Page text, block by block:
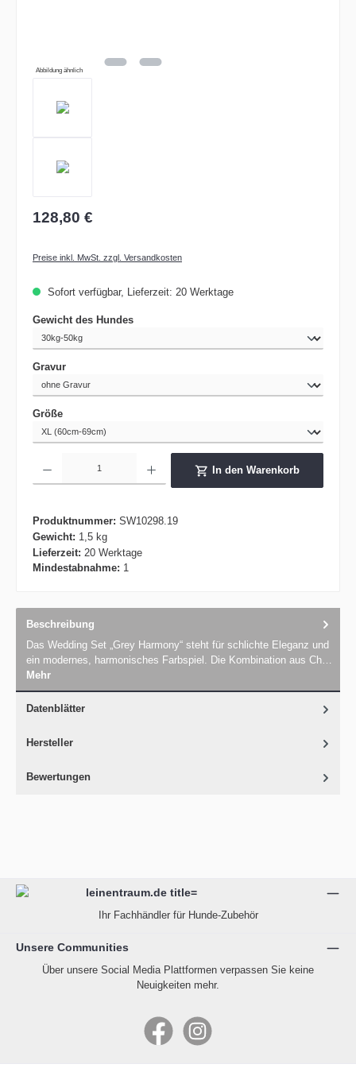
Abbildung ähnlich
128,80 €
Preise inkl. MwSt. zzgl. Versandkosten
Sofort verfügbar, Lieferzeit: 20 Werktage
Gewicht des Hundesauswählen
Gravurauswählen
Größeauswählen
In den Warenkorb
Produktnummer: SW10298.19
Gewicht: 1,5 kg
Lieferzeit: 20 Werktage
Mindestabnahme: 1
Beschreibung
Das Wedding Set „Grey Harmony“ steht für schlichte Eleganz und
ein modernes, harmonisches Farbspiel. Die Kombination aus Ch…
Mehr
Datenblätter
Hersteller
Bewertungen
Ihr Fachhändler für Hunde-Zubehör
Unsere Communities
Über unsere Social Media Plattformen verpassen Sie keine
Neuigkeiten mehr.
FacebookInstagram